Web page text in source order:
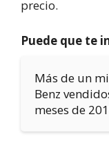
precio.
Puede que te
Más de un
Benz
meses de